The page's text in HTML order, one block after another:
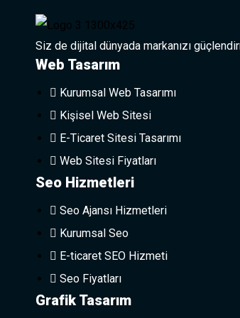
Siz de dijital dünyada markanızı
Web Tasarım
Kurumsal Web Tasarımı
Kişisel Web Sitesi
E-Ticaret Sitesi Tasarımı
Web Sitesi Fiyatları
Seo Hizmetleri
Seo Ajansı Hizmetleri
Kurumsal Seo
E-ticaret SEO Hizmeti
Seo Fiyatları
Grafik Tasarım